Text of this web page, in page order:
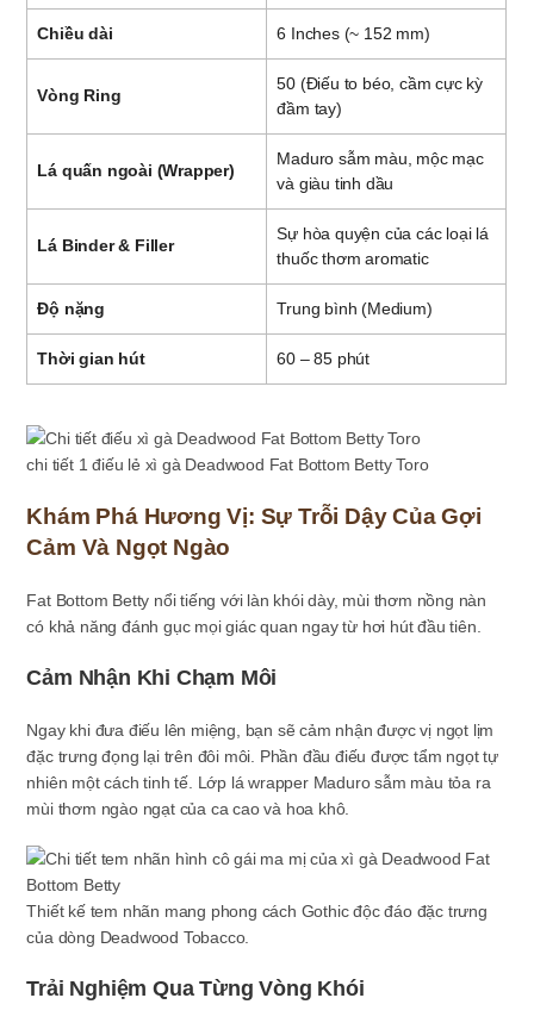
Chiều dài 6 Inches (~ 152 mm)
Vòng Ring
50 (Điếu to béo, cầm cực kỳ
đầm tay)
Lá quấn ngoài (Wrapper)
Maduro sẫm màu, mộc mạc
và giàu tinh dầu
Lá Binder & Filler
Sự hòa quyện của các loại lá
thuốc thơm aromatic
Độ nặng Trung bình (Medium)
Thời gian hút 60 – 85 phút
chi tiết 1 điếu lẻ xì gà Deadwood Fat Bottom Betty Toro
Khám Phá Hương Vị: Sự Trỗi Dậy Của Gợi
Cảm Và Ngọt Ngào
Fat Bottom Betty nổi tiếng với làn khói dày, mùi thơm nồng nàn
có khả năng đánh gục mọi giác quan ngay từ hơi hút đầu tiên.
Cảm Nhận Khi Chạm Môi
Ngay khi đưa điếu lên miệng, bạn sẽ cảm nhận được vị ngọt lịm
đặc trưng đọng lại trên đôi môi. Phần đầu điếu được tẩm ngọt tự
nhiên một cách tinh tế. Lớp lá wrapper Maduro sẫm màu tỏa ra
mùi thơm ngào ngạt của ca cao và hoa khô.
Thiết kế tem nhãn mang phong cách Gothic độc đáo đặc trưng
của dòng Deadwood Tobacco.
Trải Nghiệm Qua Từng Vòng Khói